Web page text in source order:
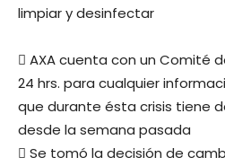
limpiar y desinfectar
 AXA cuenta con un Comité
24 hrs. para cualquier
que durante ésta crisis tiene
desde la semana pasada
 Se tomó la decisión de